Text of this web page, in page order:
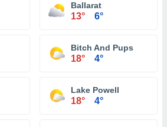
Ballarat
13° 6°
Bitch And Pups
18° 4°
Lake Powell
18° 4°